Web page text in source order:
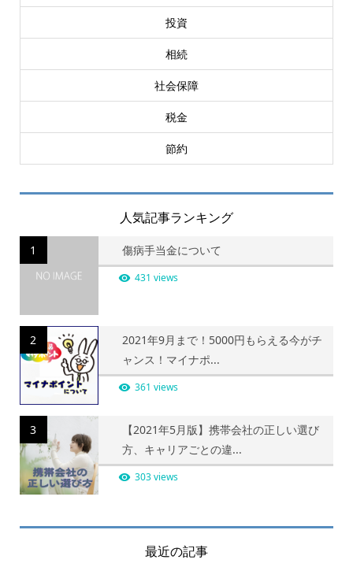
投資
相続
社会保障
税金
節約
人気記事ランキング
1 傷病手当金について
431 views
2
2021年9月まで！5000円もらえる今がチ
ャンス！マイナポ...
361 views
3
【2021年5月版】携帯会社の正しい選び
方、キャリアごとの違...
303 views
最近の記事